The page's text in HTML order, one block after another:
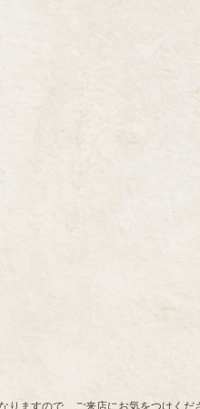
りますので、ご来店にお気をつけくだ